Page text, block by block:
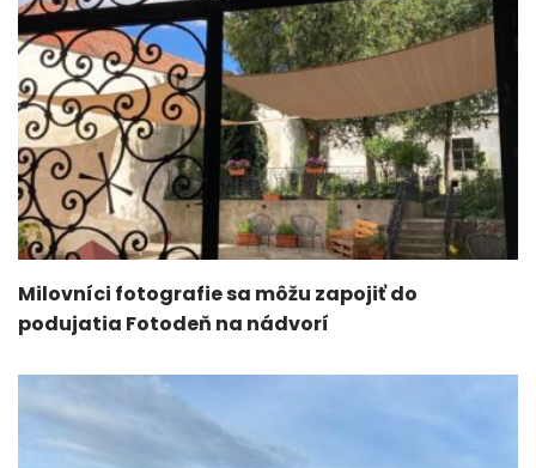
Milovníci fotografie sa môžu zapojiť do
podujatia Fotodeň na nádvorí